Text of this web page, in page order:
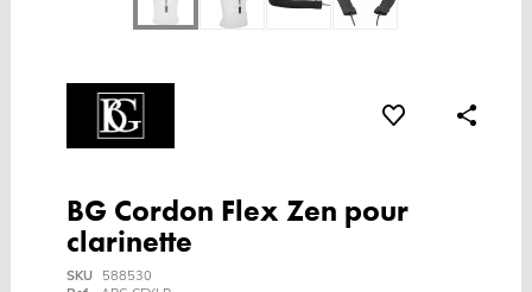
BG Cordon Flex Zen pour
clarinette
SKU
588530